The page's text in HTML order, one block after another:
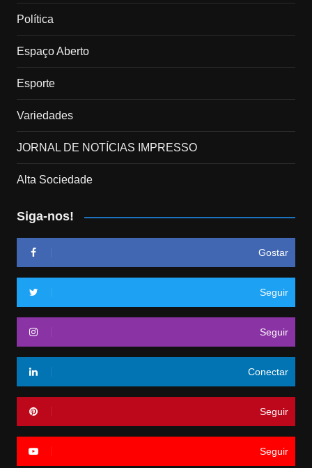
Política
Espaço Aberto
Esporte
Variedades
JORNAL DE NOTÍCIAS IMPRESSO
Alta Sociedade
Siga-nos!
Gostar
Seguir
Seguir
Conectar
Seguir
Seguir